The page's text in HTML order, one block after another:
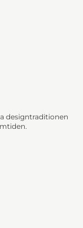
designtraditionen